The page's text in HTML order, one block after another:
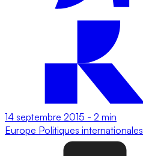
14 septembre 2015 - 2 min
Europe Politiques internationales